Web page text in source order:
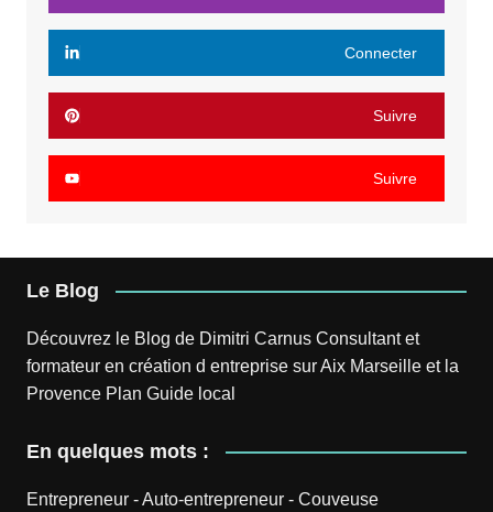
Connecter
Suivre
Suivre
Le Blog
Découvrez le Blog de Dimitri CarnusConsultant et
formateur en création d entreprise sur Aix Marseille et la
Provence Plan Guide local
En quelques mots :
Entrepreneur-Auto-entrepreneur- Couveuse